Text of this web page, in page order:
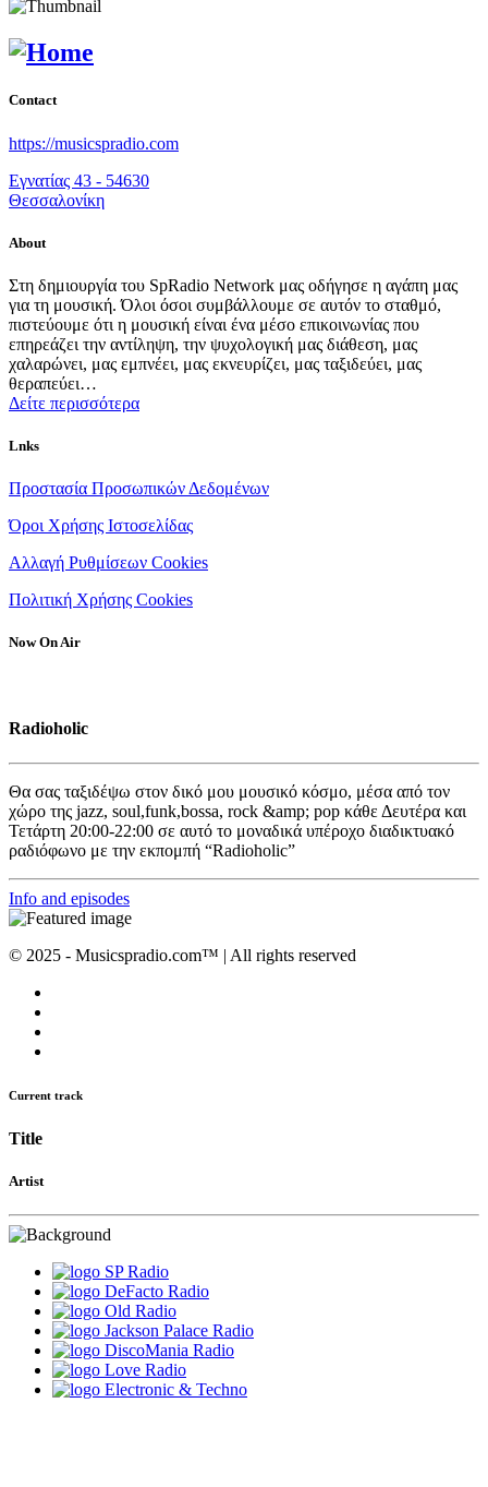
Contact
https://musicspradio.com
Εγνατίας 43 - 54630
Θεσσαλονίκη
About
Στη δημιουργία του SpRadio Network μας οδήγησε η αγάπη μας
για τη μουσική. Όλοι όσοι συμβάλλουμε σε αυτόν το σταθμό,
πιστεύουμε ότι η μουσική είναι ένα μέσο επικοινωνίας που
επηρεάζει την αντίληψη, την ψυχολογική μας διάθεση, μας
χαλαρώνει, μας εμπνέει, μας εκνευρίζει, μας ταξιδεύει, μας
θεραπεύει…
Δείτε περισσότερα
Lnks
Προστασία Προσωπικών Δεδομένων
Όροι Χρήσης Ιστοσελίδας
Αλλαγή Ρυθμίσεων Cookies
Πολιτική Χρήσης Cookies
Now On Air
Radioholic
Θα σας ταξιδέψω στον δικό μου μουσικό κόσμο, μέσα από τον
χώρο της jazz, soul,funk,bossa, rock &amp; pop κάθε Δευτέρα και
Τετάρτη 20:00-22:00 σε αυτό το μοναδικά υπέροχο διαδικτυακό
ραδιόφωνο με την εκπομπή “Radioholic”
Info and episodes
© 2025 - Musicspradio.com™ | All rights reserved
Current track
Title
Artist
SP Radio
DeFacto Radio
Old Radio
Jackson Palace Radio
DiscoMania Radio
Love Radio
Electronic & Techno